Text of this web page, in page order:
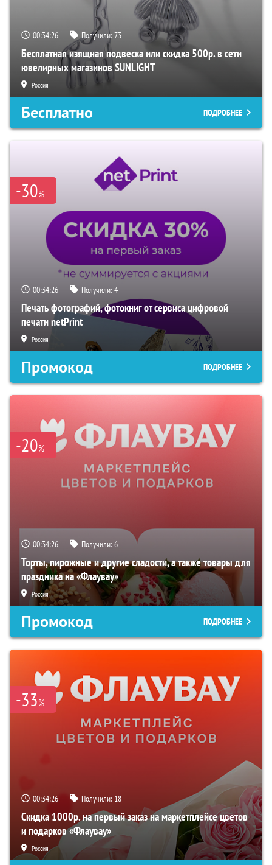
00:34:25 Получили:73
Бесплатная изящная подвеска или скидка 500р. в сети
ювелирных магазинов SUNLIGHT
Россия
Бесплатно ПОДРОБНЕЕ
-30%
00:34:25 Получили:4
Печать фотографий, фотокниг от сервиса цифровой
печати netPrint
Россия
Промокод ПОДРОБНЕЕ
-20%
00:34:25 Получили:6
Торты, пирожные и другие сладости, а также товары для
праздника на «Флаувау»
Россия
Промокод ПОДРОБНЕЕ
-33%
00:34:25 Получили: 18
Скидка 1000р. на первый заказ на маркетплейсе цветов
и подарков «Флаувау»
Россия